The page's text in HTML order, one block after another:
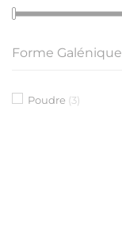
Forme Galénique
Poudre (3)